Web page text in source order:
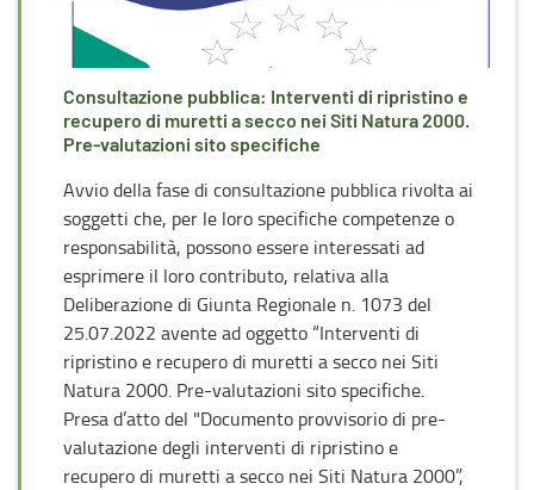
Consultazione pubblica: Interventi di ripristino e
recupero di muretti a secco nei Siti Natura 2000.
Pre-valutazioni sito specifiche
Avvio della fase di consultazione pubblica rivolta ai
soggetti che, per le loro specifiche competenze o
responsabilità, possono essere interessati ad
esprimere il loro contributo, relativa alla
Deliberazione di Giunta Regionale n. 1073 del
25.07.2022 avente ad oggetto “Interventi di
ripristino e recupero di muretti a secco nei Siti
Natura 2000. Pre-valutazioni sito specifiche.
Presa d’atto del "Documento provvisorio di pre-
valutazione degli interventi di ripristino e
recupero di muretti a secco nei Siti Natura 2000”,